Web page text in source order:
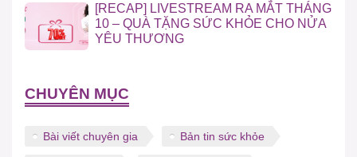
[RECAP] LIVESTREAM RA MẮT THÁNG
10 – QUÀ TẶNG SỨC KHỎE CHO NỬA
YÊU THƯƠNG
CHUYÊN MỤC
Bài viết chuyên gia Bản tin sức khỏe